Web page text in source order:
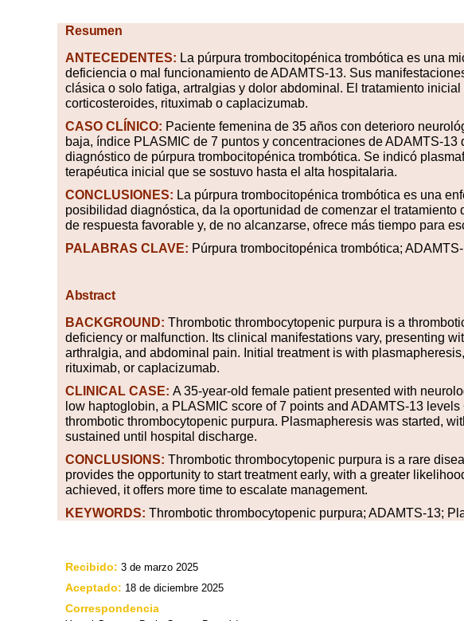
Resumen
ANTECEDENTES: La púrpura trombocitopénica trombótica es una
deficiencia o mal funcionamiento de ADAMTS-13. Sus
clásica o solo fatiga, artralgias y dolor abdominal. El tratamiento
corticosteroides, rituximab o caplacizumab.
CASO CLÍNICO: Paciente femenina de 35 años con deterioro
baja, índice PLASMIC de 7 puntos y concentraciones de ADAMTS-13
diagnóstico de púrpura trombocitopénica trombótica. Se indicó
terapéutica inicial que se sostuvo hasta el alta hospitalaria.
CONCLUSIONES: La púrpura trombocitopénica trombótica es una
posibilidad diagnóstica, da la oportunidad de comenzar el tratamiento
de respuesta favorable y, de no alcanzarse, ofrece más tiempo para
PALABRAS CLAVE: Púrpura trombocitopénica trombótica;
Abstract
BACKGROUND: Thrombotic thrombocytopenic purpura is a
deficiency or malfunction. Its clinical manifestations vary, presenting
arthralgia, and abdominal pain. Initial treatment is with
rituximab, or caplacizumab.
CLINICAL CASE: A 35-year-old female patient presented with
low haptoglobin, a PLASMIC score of 7 points and ADAMTS-13
thrombotic thrombocytopenic purpura. Plasmapheresis was started,
sustained until hospital discharge.
CONCLUSIONS: Thrombotic thrombocytopenic purpura is a rare
provides the opportunity to start treatment early, with a greater
achieved, it offers more time to escalate management.
KEYWORDS: Thrombotic thrombocytopenic purpura; ADAMTS-13;
Recibido: 3 de marzo 2025
Aceptado: 18 de diciembre 2025
Correspondencia